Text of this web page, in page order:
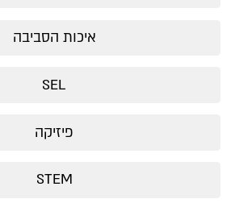
איכות הסביבה
SEL
פיזיקה
STEM